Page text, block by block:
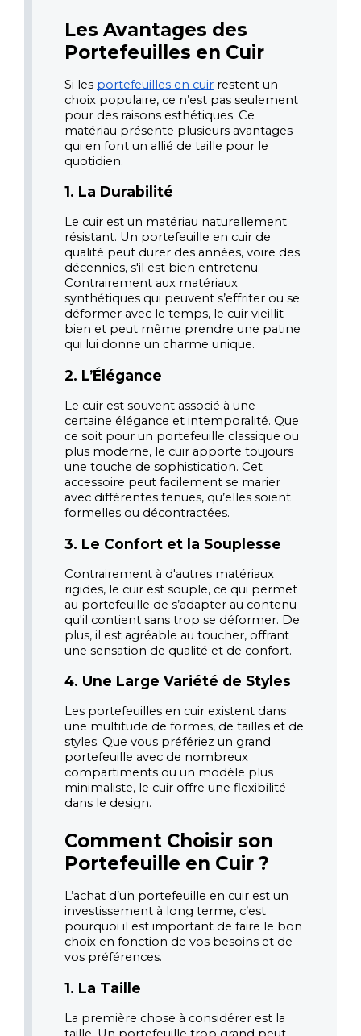
Les Avantages des
Portefeuilles en Cuir
Si les portefeuilles en cuir restent un
choix populaire, ce n’est pas seulement
pour des raisons esthétiques. Ce
matériau présente plusieurs avantages
qui en font un allié de taille pour le
quotidien.
1. La Durabilité
Le cuir est un matériau naturellement
résistant. Un portefeuille en cuir de
qualité peut durer des années, voire des
décennies, s'il est bien entretenu.
Contrairement aux matériaux
synthétiques qui peuvent s’effriter ou se
déformer avec le temps, le cuir vieillit
bien et peut même prendre une patine
qui lui donne un charme unique.
2. L’Élégance
Le cuir est souvent associé à une
certaine élégance et intemporalité. Que
ce soit pour un portefeuille classique ou
plus moderne, le cuir apporte toujours
une touche de sophistication. Cet
accessoire peut facilement se marier
avec différentes tenues, qu’elles soient
formelles ou décontractées.
3. Le Confort et la Souplesse
Contrairement à d'autres matériaux
rigides, le cuir est souple, ce qui permet
au portefeuille de s’adapter au contenu
qu'il contient sans trop se déformer. De
plus, il est agréable au toucher, offrant
une sensation de qualité et de confort.
4. Une Large Variété de Styles
Les portefeuilles en cuir existent dans
une multitude de formes, de tailles et de
styles. Que vous préfériez un grand
portefeuille avec de nombreux
compartiments ou un modèle plus
minimaliste, le cuir offre une flexibilité
dans le design.
Comment Choisir son
Portefeuille en Cuir ?
L’achat d’un portefeuille en cuir est un
investissement à long terme, c’est
pourquoi il est important de faire le bon
choix en fonction de vos besoins et de
vos préférences.
1. La Taille
La première chose à considérer est la